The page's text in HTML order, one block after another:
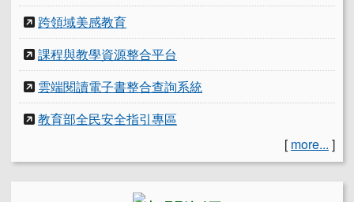
跨領域美感教育
課程與教學資源整合平台
雲端閱讀電子書整合查詢系統
教育部全民安全指引專區
[ more... ]